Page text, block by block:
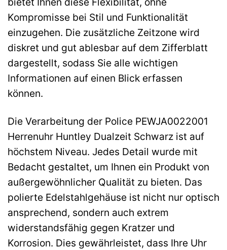
Kompromisse bei Stil und Funktionalität
einzugehen. Die zusätzliche Zeitzone wird
diskret und gut ablesbar auf dem Zifferblatt
dargestellt, sodass Sie alle wichtigen
Informationen auf einen Blick erfassen
können.
Die Verarbeitung der Police PEWJA0022001
Herrenuhr Huntley Dualzeit Schwarz ist auf
höchstem Niveau. Jedes Detail wurde mit
Bedacht gestaltet, um Ihnen ein Produkt von
außergewöhnlicher Qualität zu bieten. Das
polierte Edelstahlgehäuse ist nicht nur optisch
ansprechend, sondern auch extrem
widerstandsfähig gegen Kratzer und
Korrosion. Dies gewährleistet, dass Ihre Uhr